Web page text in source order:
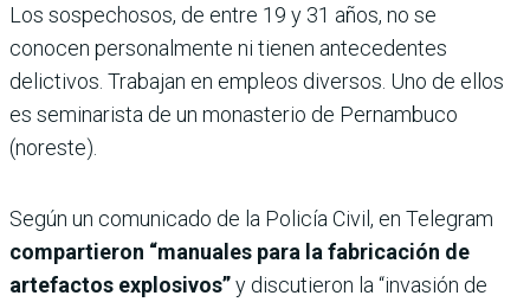
Los sospechosos, de entre 19 y 31 años, no se
conocen personalmente ni tienen antecedentes
delictivos. Trabajan en empleos diversos. Uno de ellos
es seminarista de un monasterio de Pernambuco
(noreste).
Según un comunicado de la Policía Civil, en Telegram
compartieron “manuales para la fabricación de
artefactos explosivos”y discutieron la “invasión de